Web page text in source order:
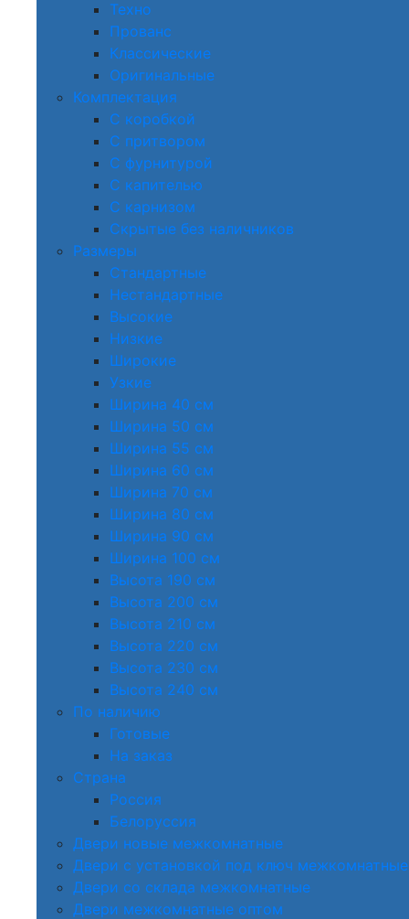
Техно
Прованс
Классические
Оригинальные
Комплектация
С коробкой
С притвором
С фурнитурой
С капителью
С карнизом
Скрытые без наличников
Размеры
Стандартные
Нестандартные
Высокие
Низкие
Широкие
Узкие
Ширина 40 см
Ширина 50 см
Ширина 55 см
Ширина 60 см
Ширина 70 см
Ширина 80 см
Ширина 90 см
Ширина 100 см
Высота 190 см
Высота 200 см
Высота 210 см
Высота 220 см
Высота 230 см
Высота 240 см
По наличию
Готовые
На заказ
Страна
Россия
Белоруссия
Двери новые межкомнатные
Двери с установкой под ключ межкомнатные
Двери со склада межкомнатные
Двери межкомнатные оптом